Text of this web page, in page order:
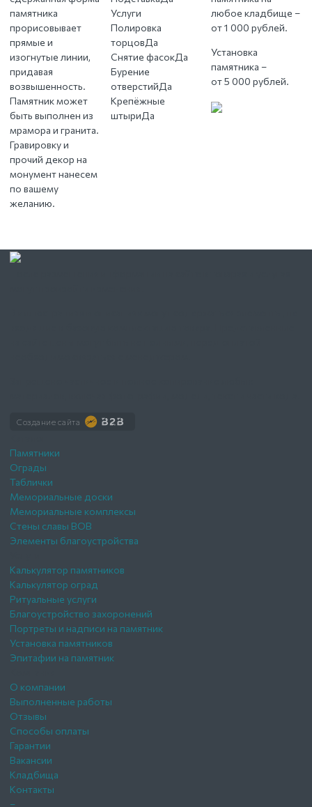
памятника
прорисовывает
прямые и
изогнутые линии,
придавая
возвышенность.
Памятник может
быть выполнен из
мрамора и гранита.
Гравировку и
прочий декор на
монумент нанесем
по вашему
желанию.
Услуги
Полировка
торцовДа
Снятие фасокДа
Бурение
отверстийДа
Крепёжные
штыриДа
любое кладбище –
от 1 000 рублей.
Установка
памятника –
от 5 000 рублей.
Создание сайта
Памятники
Ограды
Таблички
Мемориальные доски
Мемориальные комплексы
Стены славы ВОВ
Элементы благоустройства
Калькулятор памятников
Калькулятор оград
Ритуальные услуги
Благоустройство захоронений
Портреты и надписи на памятник
Установка памятников
Эпитафии на памятник
О компании
Выполненные работы
Отзывы
Способы оплаты
Гарантии
Вакансии
Кладбища
Контакты
–